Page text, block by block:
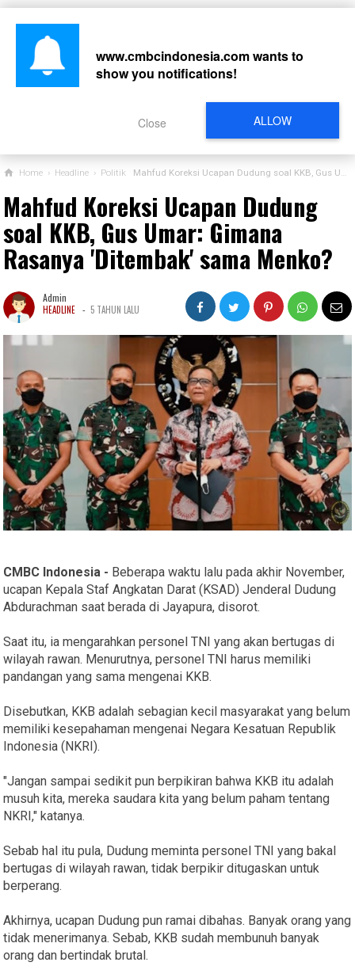
Home › Headline › Politik Mahfud Koreksi Ucapan Dudung soal KKB, Gus Umar: Gimana Rasanya 'Ditembak' sama Menko?
Mahfud Koreksi Ucapan Dudung
soal KKB, Gus Umar: Gimana
Rasanya 'Ditembak' sama Menko?
Admin
HEADLINE - 5 TAHUN LALU
CMBC Indonesia - Beberapa waktu lalu pada akhir November,
ucapan Kepala Staf Angkatan Darat (KSAD) Jenderal Dudung
Abdurachman saat berada di Jayapura, disorot.
Saat itu, ia mengarahkan personel TNI yang akan bertugas di
wilayah rawan. Menurutnya, personel TNI harus memiliki
pandangan yang sama mengenai KKB.
Disebutkan, KKB adalah sebagian kecil masyarakat yang belum
memiliki kesepahaman mengenai Negara Kesatuan Republik
Indonesia (NKRI).
"Jangan sampai sedikit pun berpikiran bahwa KKB itu adalah
musuh kita, mereka saudara kita yang belum paham tentang
NKRI," katanya.
Sebab hal itu pula, Dudung meminta personel TNI yang bakal
bertugas di wilayah rawan, tidak berpikir ditugaskan untuk
berperang.
Akhirnya, ucapan Dudung pun ramai dibahas. Banyak orang yang
tidak menerimanya. Sebab, KKB sudah membunuh banyak
orang dan bertindak brutal.
www.cmbcindonesia.comwants to
show you notifications!
ALLOW
Close